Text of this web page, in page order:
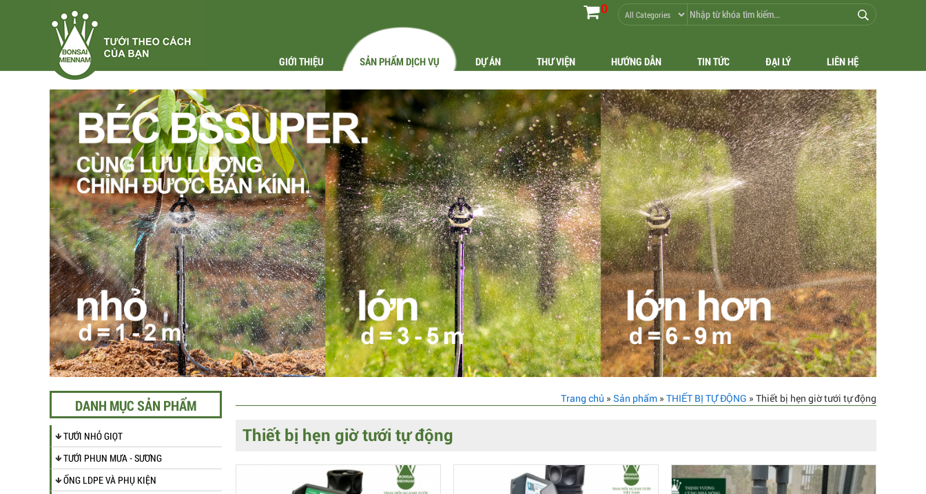
0
GIỚI THIỆU SẢN PHẨM DỊCH VỤ DỰ ÁN THƯ VIỆN HƯỚNG DẪN TIN TỨC ĐẠI LÝ LIÊN HỆ
DANH MỤC SẢN PHẨM
TƯỚI NHỎ GIỌT
TƯỚI PHUN MƯA - SƯƠNG
ỐNG LDPE VÀ PHỤ KIỆN
Trang chủ » Sản phẩm » THIẾT BỊ TỰ ĐỘNG » Thiết bị hẹn giờ tưới tự động
Thiết bị hẹn giờ tưới tự động